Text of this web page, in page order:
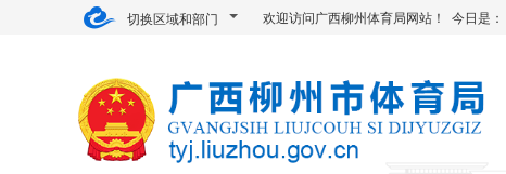
切换区域和部门 欢迎访问广西柳州体育局网站！ 今日是：